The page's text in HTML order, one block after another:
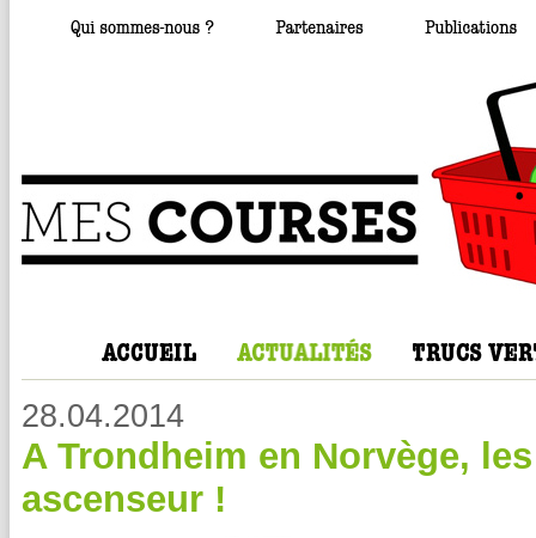
28.04.2014
A Trondheim en Norvège,
ascenseur !